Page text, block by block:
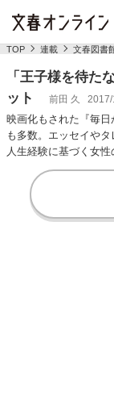
TOP 連載 文春図書
「王子様を待た
ット
前田 久 2017/
映画化もされた『毎
も多数。エッセイや
人生経験に基づく女
が好調だ。もとも…